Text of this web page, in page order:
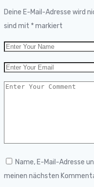
Deine E-Mail-Adresse wird
sind mit *markiert
Name, E-Mail-Adresse
meinen nächsten